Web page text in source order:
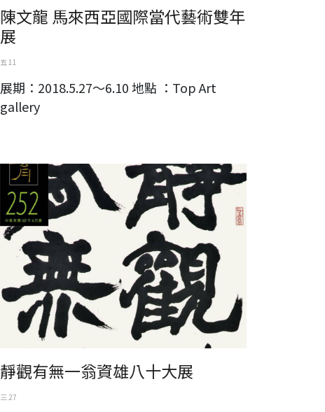
陳文龍 馬來西亞國際當代藝術雙年
展
五 11
展期：2018.5.27～6.10 地點 ：Top Art
gallery
靜觀有無一翁資雄八十大展
靜觀有無一翁資雄八十大展
三 27